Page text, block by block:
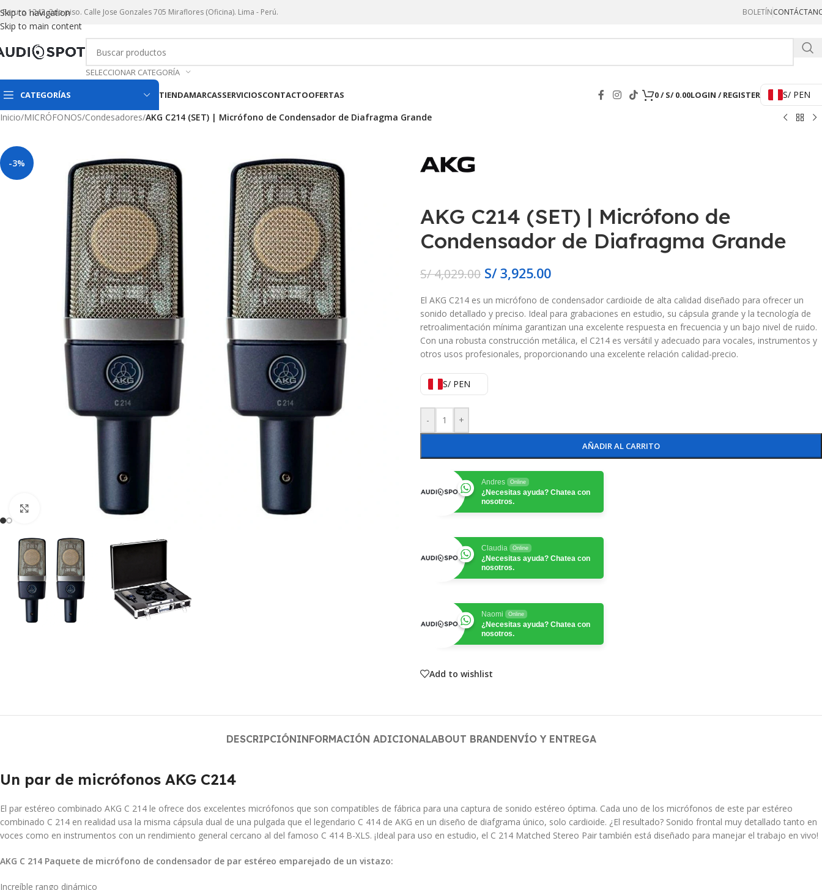
Skip to navigation
Skip to main content
Paruro 1242. 2do piso. Calle Jose Gonzales 705 Miraflores (Oficina). Lima - Perú. BOLETÍN
SELECCIONAR CATEGORÍA
CATEGORÍAS TIENDAMARCASSERVICIOSCONTACTOOFERTAS 0/ S/0.00LOGIN / REGISTER
S/ PEN
Inicio/MICRÓFONOS/Condesadores/AKG C214 (SET) | Micrófono de Condensador de Diafragma Grande
-3%
AKG C214 (SET) | Micrófono de
Condensador de Diafragma Grande
S/4,029.00 S/3,925.00
El AKG C214 es un micrófono de condensador cardioide de alta calidad diseñado para ofrecer un
sonido detallado y preciso. Ideal para grabaciones en estudio, su cápsula grande y la tecnología de
retroalimentación mínima garantizan una excelente respuesta en frecuencia y un bajo nivel de ruido.
Con una robusta construcción metálica, el C214 es versátil y adecuado para vocales, instrumentos y
otros usos profesionales, proporcionando una excelente relación calidad-precio.
S/ PEN
- +
AÑADIR AL CARRITO
Andres Online
¿Necesitas ayuda? Chatea con
nosotros.
Claudia Online
¿Necesitas ayuda? Chatea con
nosotros.
Naomi Online
¿Necesitas ayuda? Chatea con
nosotros.
Add to wishlist
DESCRIPCIÓNINFORMACIÓN ADICIONALABOUT BRANDENVÍO Y ENTREGA
Un par de micrófonos AKG C214
El par estéreo combinado AKG C 214 le ofrece dos excelentes micrófonos que son compatibles de fábrica para una captura de sonido estéreo óptima. Cada uno de los micrófonos de este par estéreo
combinado C 214 en realidad usa la misma cápsula dual de una pulgada que el legendario C 414 de AKG en un diseño de diafgrama único, solo cardioide. ¿El resultado? Sonido frontal muy detallado tanto en
voces como en instrumentos con un rendimiento general cercano al del famoso C 414 B-XLS. ¡Ideal para uso en estudio, el C 214 Matched Stereo Pair también está diseñado para manejar el trabajo en vivo!
AKG C 214 Paquete de micrófono de condensador de par estéreo emparejado de un vistazo:
Increíble rango dinámico